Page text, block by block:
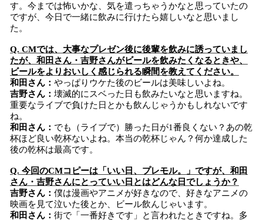
す。今までは怖いかな、気を遣っちゃうかなと思っていたの
ですが、今日で一緒に飲みに行けたら嬉しいなと思いまし
た。
Q. CMでは、大事なプレゼン後に後輩を飲みに誘っていまし
たが、和田さん・吉野さんがビールを飲みたくなるときや、
ビールをよりおいしく感じられる瞬間を教えてください。
和田さん： やっぱりウケた後のビールは美味しいよね。
吉野さん： 壊滅的にスベった日も飲みたいなと思いますね。
重要なライブで負けた日とかも飲んじゃうかもしれないです
ね。
和田さん： でも（ライブで）勝った日が1番良くない？あの乾
杯ほど良い乾杯ないよね。本当の乾杯じゃん？何か達成した
後の乾杯は最高です。
Q. 今回のCMコピーは「いい日、プレモル。」ですが、和田
さん・吉野さんにとっていい日とはどんな日でしょうか？
吉野さん： 僕は漫画やアニメが好きなので、好きなアニメの
映画を見て泣いた後とか、ビール飲んじゃいます。
和田さん： 街で「一番好きです」と言われたときですね。多